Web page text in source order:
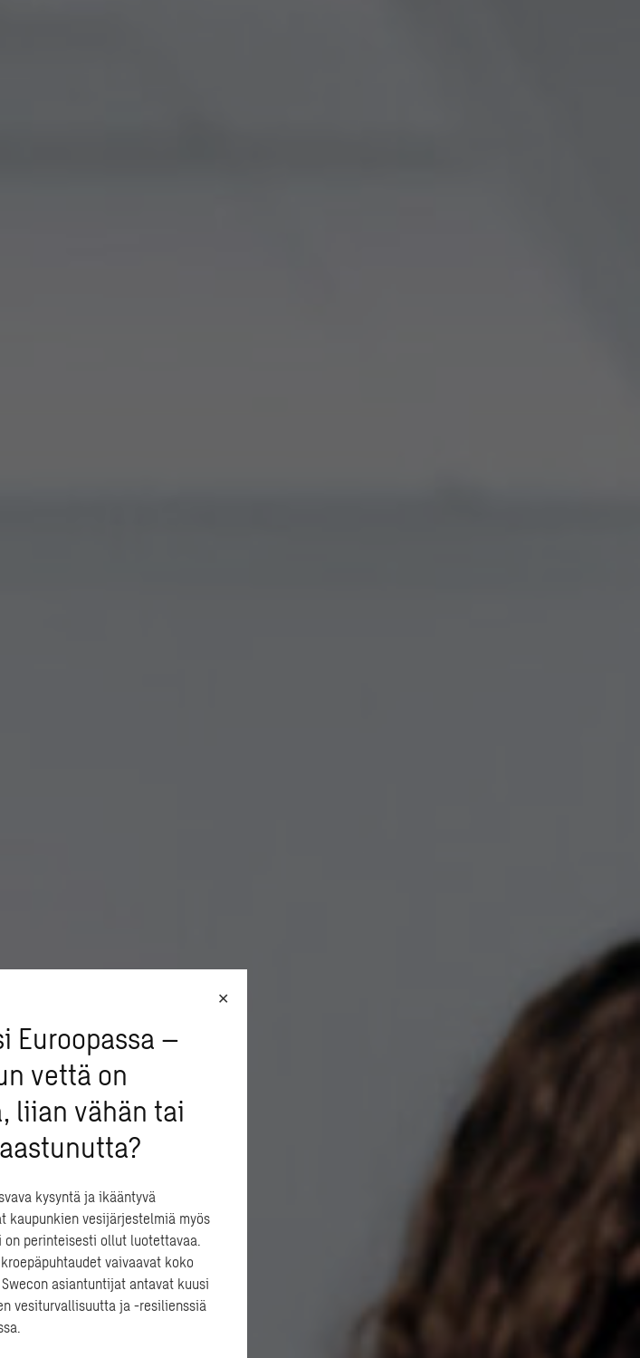
Euroopassa –
vettä on
liian vähän tai
kysyntä ja ikääntyvä
kaupunkien vesijärjestelmiä myös
perinteisesti ollut luotettavaa.
vaivaavat koko
Swecon asiantuntijat antavat kuusi
vesiturvallisuutta ja -resilienssiä